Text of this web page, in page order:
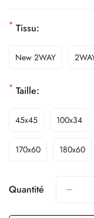
* Tissu:
New 2WAY
* Taille:
45x45 100x34
170x60 180x60
Quantité